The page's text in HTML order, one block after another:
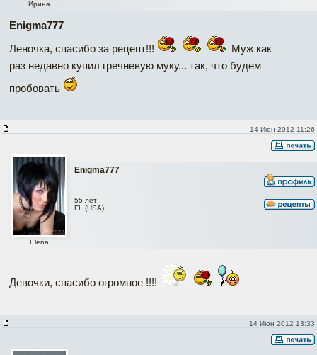
Ирина
Enigma777
Леночка, спасибо за рецепт!!!
Муж как
раз недавно купил гречневую муку... так, что будем
пробовать
14 Июн 2012 11:26
Enigma777
Elena
55 лет
FL (USA)
Девочки, спасибо огромное !!!!
14 Июн 2012 13:33